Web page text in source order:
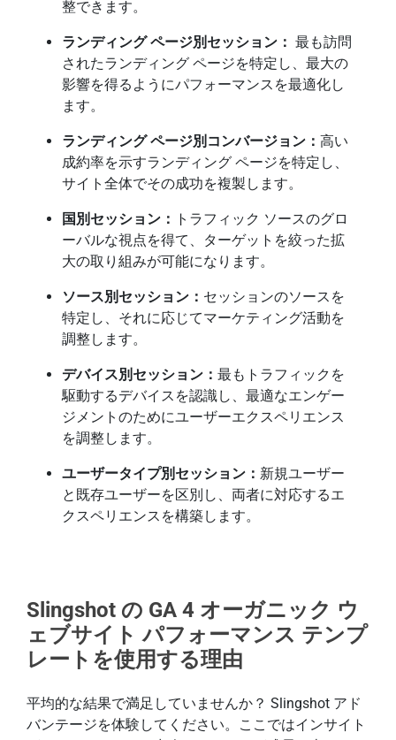
整できます。
ランディング ページ別セッション： 最も訪問
されたランディング ページを特定し、最大の
影響を得るようにパフォーマンスを最適化し
ます。
ランディング ページ別コンバージョン： 高い
成約率を示すランディング ページを特定し、
サイト全体でその成功を複製します。
国別セッション：
トラフィック ソースのグロ
ーバルな視点を得て、ターゲットを絞った拡
大の取り組みが可能になります。
ソース別セッション： セッションのソースを
特定し、それに応じてマーケティング活動を
調整します。
デバイス別セッション： 最もトラフィックを
駆動するデバイスを認識し、最適なエンゲー
ジメントのためにユーザーエクスペリエンス
を調整します。
ユーザータイプ別セッション： 新規ユーザー
と既存ユーザーを区別し、両者に対応するエ
クスペリエンスを構築します。
Slingshot の GA 4 オーガニック ウ
ェブサイト パフォーマンス テンプ
レートを使用する理由
平均的な結果で満足していませんか？ Slingshot アド
バンテージを体験してください。ここではインサイト